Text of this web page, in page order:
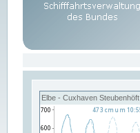
Elbe - Cuxhaven Steubenhöft